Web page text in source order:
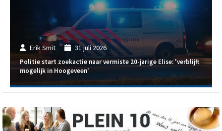
Erik Smit 31 juli 2026
Politie start zoekactie naar vermiste 20-jarige Elise: 'verblijft
mogelijk in Hoogeveen'